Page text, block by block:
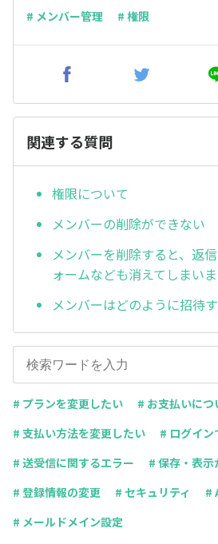
# メンバー管理 # 権限
関連する質問
権限について
メンバーの削除ができない
メンバーを削除すると、返
ォームなども消えてしまい
メンバーはどのように招待
# プランを変更したい
# お支払いにつ
# 支払い方法を変更したい
# ログイン
# 送受信に関するエラー
# 保存・表
# 登録情報の変更
# セキュリティ
#
# メールドメイン設定